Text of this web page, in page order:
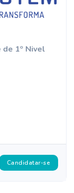
1º Nivel
Candidatar-se